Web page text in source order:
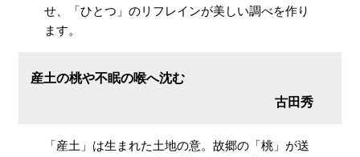
せ、「ひとつ」のリフレインが美しい調べを作り
ます。
産土の桃や不眠の喉へ沈む
古田秀
「産土」は生まれた土地の意。故郷の「桃」が送